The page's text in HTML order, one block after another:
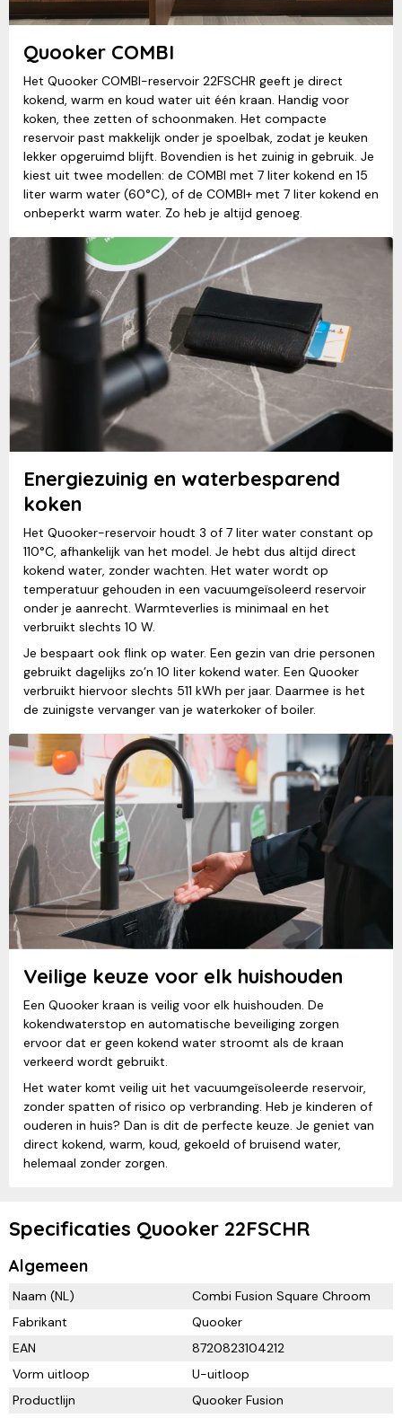
Quooker COMBI
Het Quooker COMBI-reservoir 22FSCHR geeft je direct
kokend, warm en koud water uit één kraan. Handig voor
koken, thee zetten of schoonmaken. Het compacte
reservoir past makkelijk onder je spoelbak, zodat je keuken
lekker opgeruimd blijft. Bovendien is het zuinig in gebruik. Je
kiest uit twee modellen: de COMBI met 7 liter kokend en 15
liter warm water (60°C), of de COMBI+ met 7 liter kokend en
onbeperkt warm water. Zo heb je altijd genoeg.
Energiezuinig en waterbesparend
koken
Het Quooker-reservoir houdt 3 of 7 liter water constant op
110°C, afhankelijk van het model. Je hebt dus altijd direct
kokend water, zonder wachten. Het water wordt op
temperatuur gehouden in een vacuumgeïsoleerd reservoir
onder je aanrecht. Warmteverlies is minimaal en het
verbruikt slechts 10 W.
Je bespaart ook flink op water. Een gezin van drie personen
gebruikt dagelijks zo’n 10 liter kokend water. Een Quooker
verbruikt hiervoor slechts 511 kWh per jaar. Daarmee is het
de zuinigste vervanger van je waterkoker of boiler.
Veilige keuze voor elk huishouden
Een Quooker kraan is veilig voor elk huishouden. De
kokendwaterstop en automatische beveiliging zorgen
ervoor dat er geen kokend water stroomt als de kraan
verkeerd wordt gebruikt.
Het water komt veilig uit het vacuumgeïsoleerde reservoir,
zonder spatten of risico op verbranding. Heb je kinderen of
ouderen in huis? Dan is dit de perfecte keuze. Je geniet van
direct kokend, warm, koud, gekoeld of bruisend water,
helemaal zonder zorgen.
Specificaties Quooker 22FSCHR
Algemeen
Naam (NL)
Combi Fusion Square Chroom
Fabrikant
Quooker
EAN
8720823104212
Vorm uitloop
U-uitloop
Productlijn
Quooker Fusion